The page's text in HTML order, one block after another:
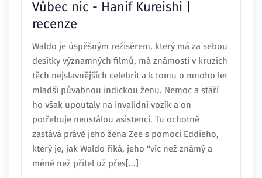
Vůbec nic - Hanif Kureishi |
recenze
Waldo je úspěšným režisérem, který má za sebou
desítky významných filmů, má známosti v kruzích
těch nejslavnějších celebrit a k tomu o mnoho let
mladší půvabnou indickou ženu. Nemoc a stáří
ho však upoutaly na invalidní vozík a on
potřebuje neustálou asistenci. Tu ochotně
zastává právě jeho žena Zee s pomocí Eddieho,
který je, jak Waldo říká, jeho "víc než známý a
méně než přítel už přes[...]